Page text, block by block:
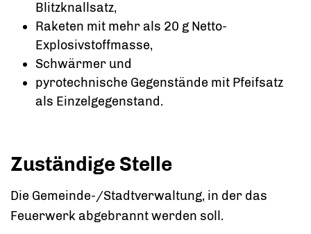
Blitzknallsatz,
Raketen mit mehr als 20 g Netto-
Explosivstoffmasse,
Schwärmer und
pyrotechnische Gegenstände mit Pfeifsatz
als Einzelgegenstand.
Zuständige Stelle
Die Gemeinde-/Stadtverwaltung, in der das
Feuerwerk abgebrannt werden soll.